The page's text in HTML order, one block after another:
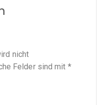
nicht
Felder sind mit *